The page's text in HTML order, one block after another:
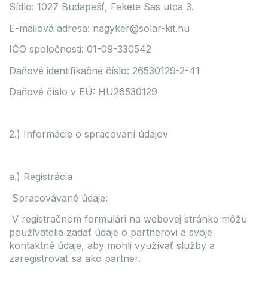
Sídlo: 1027 Budapešť, Fekete Sas utca 3.
E-mailová adresa: nagyker@solar-kit.hu
IČO spoločnosti: 01-09-330542
Daňové identifikačné číslo: 26530129-2-41
Daňové číslo v EÚ: HU26530129
2.) Informácie o spracovaní údajov
a.) Registrácia
Spracovávané údaje:
V registračnom formulári na webovej stránke môžu
používatelia zadať údaje o partnerovi a svoje
kontaktné údaje, aby mohli využívať služby a
zaregistrovať sa ako partner.